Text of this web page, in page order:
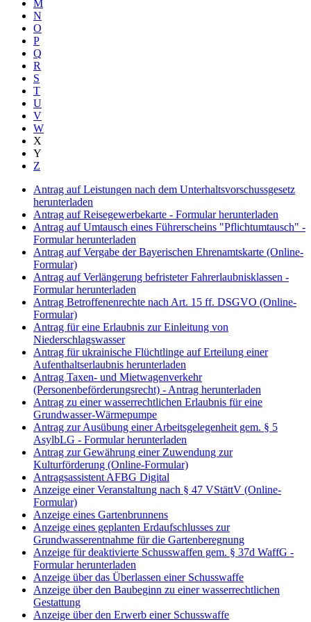
M
N
O
P
Q
R
S
T
U
V
W
X
Y
Z
Antrag auf Leistungen nach dem Unterhaltsvorschussgesetz
herunterladen
Antrag auf Reisegewerbekarte - Formular herunterladen
Antrag auf Umtausch eines Führerscheins "Pflichtumtausch" -
Formular herunterladen
Antrag auf Vergabe der Bayerischen Ehrenamtskarte (Online-
Formular)
Antrag auf Verlängerung befristeter Fahrerlaubnisklassen -
Formular herunterladen
Antrag Betroffenenrechte nach Art. 15 ff. DSGVO (Online-
Formular)
Antrag für eine Erlaubnis zur Einleitung von
Niederschlagswasser
Antrag für ukrainische Flüchtlinge auf Erteilung einer
Aufenthaltserlaubnis herunterladen
Antrag Taxen- und Mietwagenverkehr
(Personenbeförderungsrecht) - Antrag herunterladen
Antrag zu einer wasserrechtlichen Erlaubnis für eine
Grundwasser-Wärmepumpe
Antrag zur Ausübung einer Arbeitsgelegenheit gem. § 5
AsylbLG - Formular herunterladen
Antrag zur Gewährung einer Zuwendung zur
Kulturförderung (Online-Formular)
Antragsassistent AFBG Digital
Anzeige einer Veranstaltung nach § 47 VStättV (Online-
Formular)
Anzeige eines Gartenbrunnens
Anzeige eines geplanten Erdaufschlusses zur
Grundwasserentnahme für die Gartenberegnung
Anzeige für deaktivierte Schusswaffen gem. § 37d WaffG -
Formular herunterladen
Anzeige über das Überlassen einer Schusswaffe
Anzeige über den Baubeginn zu einer wasserrechtlichen
Gestattung
Anzeige über den Erwerb einer Schusswaffe